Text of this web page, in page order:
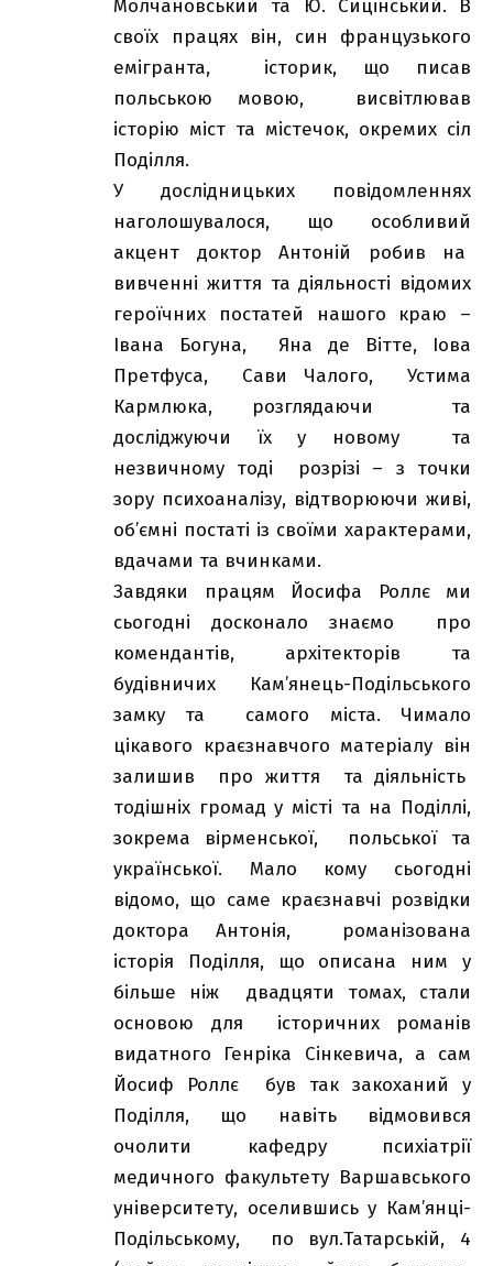
Молчановський та Ю. Сицінський. В
своїх працях він, син французького
емігранта, історик, що писав
польською мовою, висвітлював
історію міст та містечок, окремих сіл
Поділля.
У дослідницьких повідомленнях
наголошувалося, що особливий
акцент доктор Антоній робив на
вивченні життя та діяльності відомих
героїчних постатей нашого краю –
Івана Богуна, Яна де Вітте, Іова
Претфуса, Сави Чалого, Устима
Кармлюка, розглядаючи та
досліджуючи їх у новому та
незвичному тоді розрізі – з точки
зору психоаналізу, відтворюючи живі,
об’ємні постаті із своїми характерами,
вдачами та вчинками.
Завдяки працям Йосифа Роллє ми
сьогодні досконало знаємо про
комендантів, архітекторів та
будівничих Кам’янець-Подільського
замку та самого міста. Чимало
цікавого краєзнавчого матеріалу він
залишив про життя та діяльність
тодішніх громад у місті та на Поділлі,
зокрема вірменської, польської та
української. Мало кому сьогодні
відомо, що саме краєзнавчі розвідки
доктора Антонія, романізована
історія Поділля, що описана ним у
більше ніж двадцяти томах, стали
основою для історичних романів
видатного Генріка Сінкевича, а сам
Йосиф Роллє був так закоханий у
Поділля, що навіть відмовився
очолити кафедру психіатрії
медичного факультету Варшавського
університету, оселившись у Кам’янці-
Подільському, по вул.Татарській, 4